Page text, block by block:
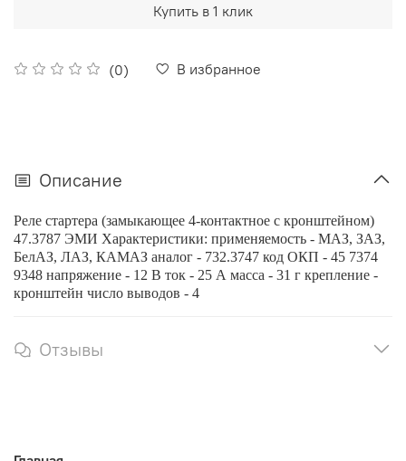
(0) В избранное
Купить в 1 клик
Описание
Реле стартера (замыкающее 4-контактное с кронштейном)
47.3787 ЭМИ Характеристики: применяемость - МАЗ, ЗАЗ,
БелАЗ, ЛАЗ, КАМАЗ аналог - 732.3747 код ОКП - 45 7374
9348 напряжение - 12 В ток - 25 А масса - 31 г крепление -
кронштейн число выводов - 4
Отзывы